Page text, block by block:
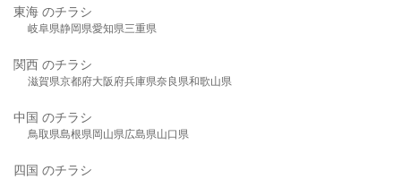
東海 のチラシ
岐阜県静岡県愛知県三重県
関西 のチラシ
滋賀県京都府大阪府兵庫県奈良県和歌山県
中国 のチラシ
鳥取県島根県岡山県広島県山口県
四国 のチラシ